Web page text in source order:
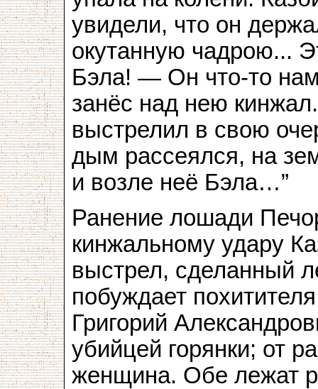
увидели, что он
окутанную чадрою...
Бэла! — Он что-то
занёс над нею
выстрелил в свою
дым рассеялся, на
и возле неё Бэла…”
Ранение лошади
кинжальному удару
выстрел, сделанный
побуждает
Григорий
убийцей горянки; от
женщина. Обе лежат